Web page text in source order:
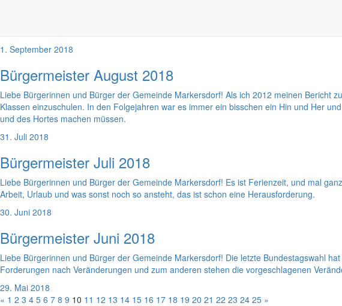
Über den letzten Sommer können wir uns nun wirklich nicht beschweren.
gewertet. Die Landwirte stöhnen, weil es zu trocken war und Ertragsausfälle zu
1. September 2018
Bürgermeister August 2018
Liebe Bürgerinnen und Bürger der Gemeinde Markersdorf! Als ich 2012 meinen Bericht
Klassen einzuschulen. In den Folgejahren war es immer ein bisschen ein Hin und Her
und des Hortes machen müssen.
31. Juli 2018
Bürgermeister Juli 2018
Liebe Bürgerinnen und Bürger der Gemeinde Markersdorf! Es ist Ferienzeit, und mal
Arbeit, Urlaub und was sonst noch so ansteht, das ist schon eine Herausforderung.
30. Juni 2018
Bürgermeister Juni 2018
Liebe Bürgerinnen und Bürger der Gemeinde Markersdorf! Die letzte Bundestagswahl
Forderungen nach Veränderungen und zum anderen stehen die vorgeschlagenen
29. Mai 2018
« 1 2 3 4 5 6 7 8 9 10 11 12 13 14 15 16 17 18 19 20 21 22 23 24 25 »